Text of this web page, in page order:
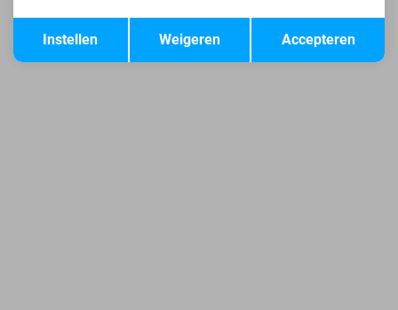
Terug Opslaan
Accepteren
Weigeren
Instellen